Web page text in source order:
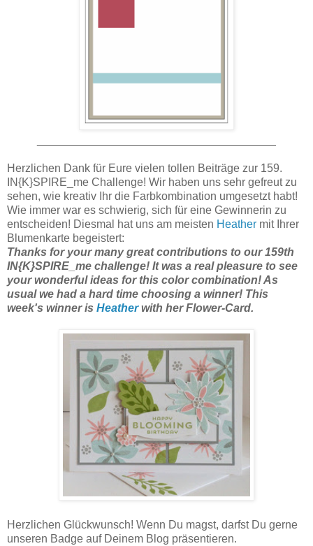
Herzlichen Dank für Eure vielen tollen Beiträge zur 159.
IN{K}SPIRE_me Challenge! Wir haben uns sehr gefreut zu
sehen, wie kreativ Ihr die Farbkombination umgesetzt habt!
Wie immer war es schwierig, sich für eine Gewinnerin zu
entscheiden! Diesmal hat uns am meisten Heather mit Ihrer
Blumenkarte begeistert:
Thanks for your many great contributions to our 159th
IN{K}SPIRE_me challenge! It was a real pleasure to see
your wonderful ideas for this color combination!As
usual we had a hard time choosing a winner! This
week's winner is Heatherwith her Flower-Card.
Herzlichen Glückwunsch! Wenn Du magst, darfst Du gerne
unseren Badge auf Deinem Blog präsentieren.